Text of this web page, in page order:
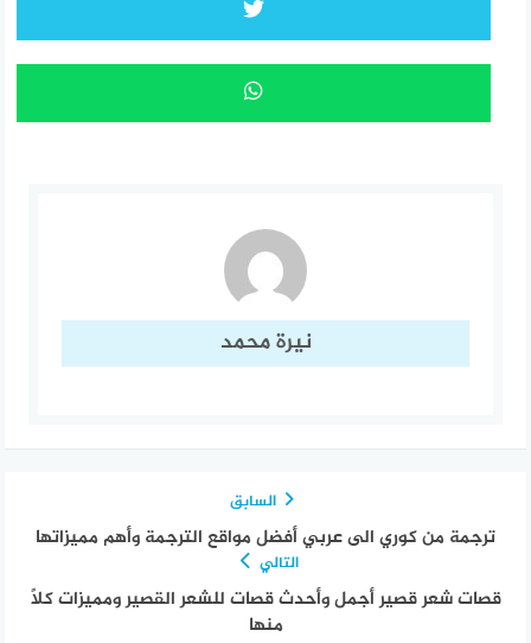
نيرة محمد
السابق
ترجمة من كوري الى عربي أفضل مواقع الترجمة وأهم مميزاتها
التالي
قصات شعر قصير أجمل وأحدث قصات للشعر القصير ومميزات كلًا
منها